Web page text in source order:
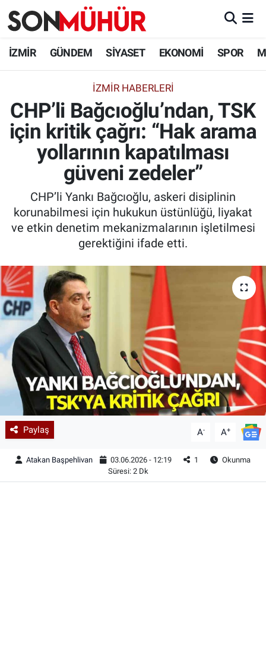
İZMİR GÜNDEM SİYASET EKONOMİ SPOR
İZMIR HABERLERI
CHP’li Bağcıoğlu’ndan, TSK
için kritik çağrı: “Hak arama
yollarının kapatılması
güveni zedeler”
CHP’li Yankı Bağcıoğlu, askeri disiplinin
korunabilmesi için hukukun üstünlüğü, liyakat
ve etkin denetim mekanizmalarının işletilmesi
gerektiğini ifade etti.
Paylaş A- A+
Atakan Başpehlivan 03.06.2026 - 12:19 1
Okunma
Süresi: 2 Dk
İzmir Nöbetçi Eczaneler
İzmir Namaz Vakitleri
İzmir Trafik Yoğunluk Haritası
Süper Lig Puan Durumu ve Fikstür
Tüm Manşetler
Son Dakika Haberleri